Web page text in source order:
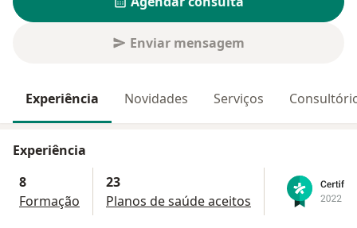
Enviar mensagem
Experiência Novidades Serviços
Experiência
8
Formação
23
Planos de saúde aceitos